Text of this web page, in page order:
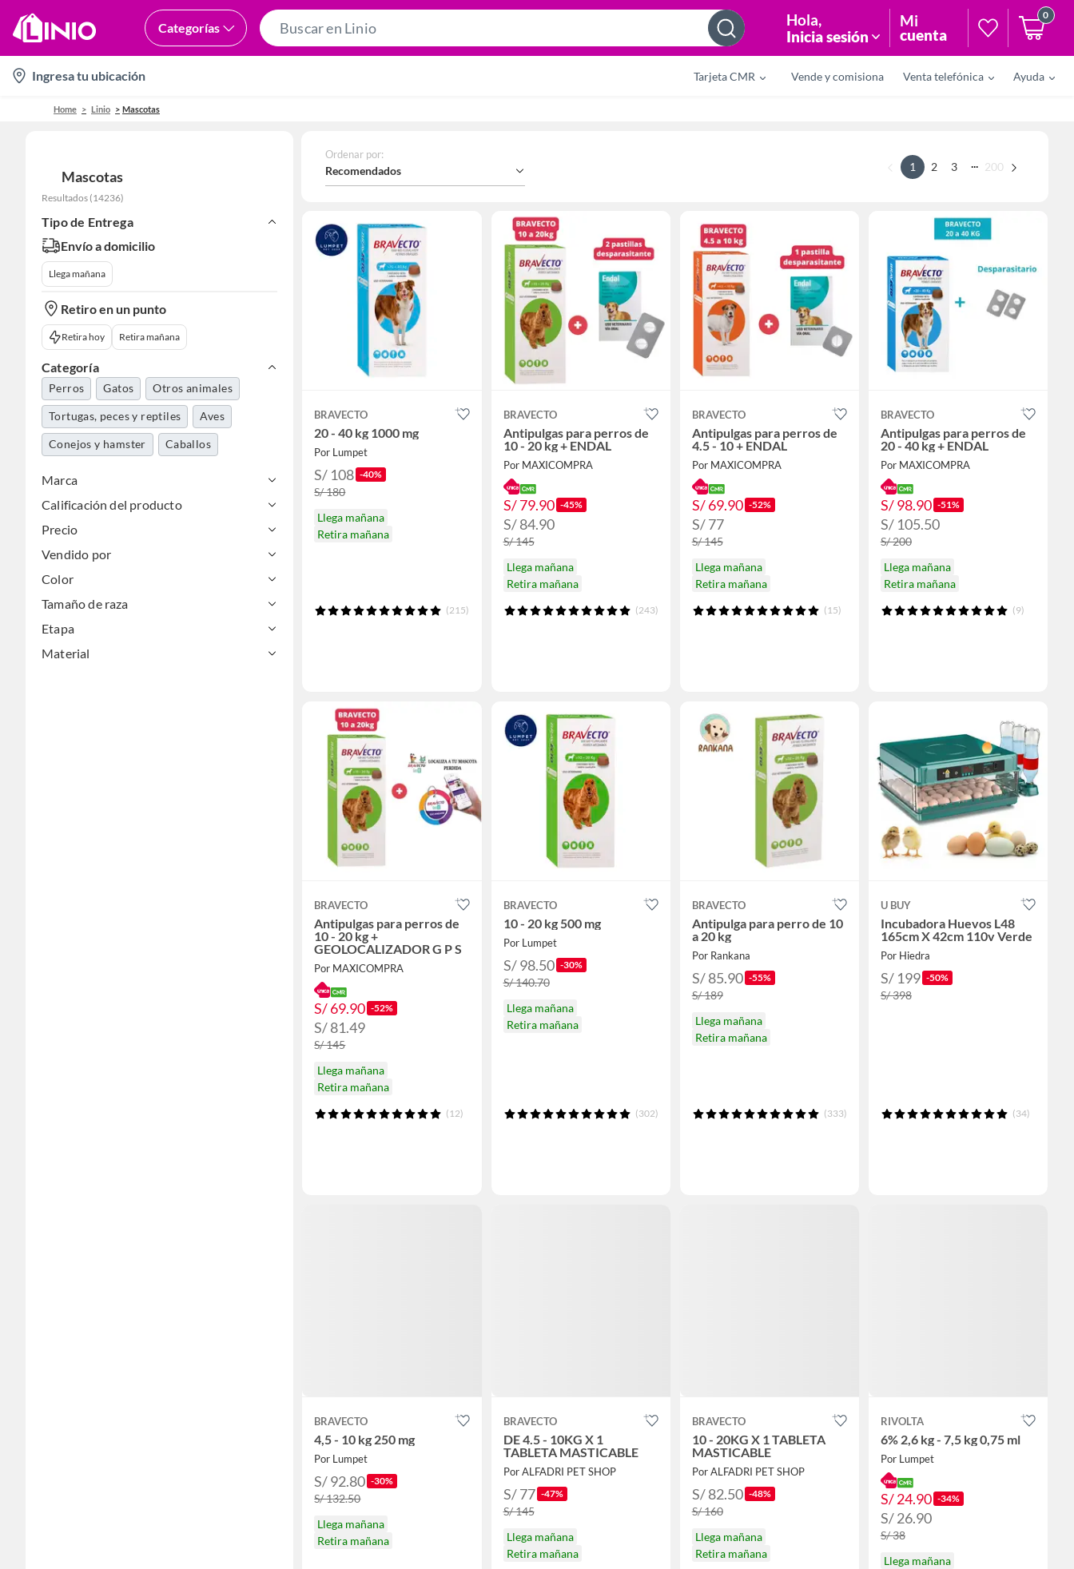
Categorías
Bar
Hola,
Inicia sesión
Mi
cuenta
0
location-
icon
Ingresa tu ubicación Tarjeta CMR Vende y comisiona Venta telefónica Ayuda
Home Linio Mascotas
Mascotas
Resultados (14236)
Tipo de Entrega
Envío a domicilio
Llega mañana
Retiro en un punto
Retira hoy Retira mañana
Categoría
Perros Gatos Otros animales
Tortugas, peces y reptiles Aves
Conejos y hamster Caballos
Marca
Calificación del producto
Precio
Vendido por
Color
Tamaño de raza
Etapa
Material
Ordenar por:
Recomendados 1 2 3 ... 200
BRAVECTO
20 - 40 kg 1000 mg
Por Lumpet
S/ 108 -40%
S/ 180
Llega mañana
Retira mañana
(215)
BRAVECTO
Antipulgas para perros de
10 - 20 kg + ENDAL
Por MAXICOMPRA
S/ 79.90 -45%
S/ 84.90
S/ 145
Llega mañana
Retira mañana
(243)
BRAVECTO
Antipulgas para perros de
4.5 - 10 + ENDAL
Por MAXICOMPRA
S/ 69.90 -52%
S/ 77
S/ 145
Llega mañana
Retira mañana
(15)
BRAVECTO
Antipulgas para perros de
20 - 40 kg + ENDAL
Por MAXICOMPRA
S/ 98.90 -51%
S/ 105.50
S/ 200
Llega mañana
Retira mañana
(9)
BRAVECTO
Antipulgas para perros de
10 - 20 kg +
GEOLOCALIZADOR G P S
Por MAXICOMPRA
S/ 69.90 -52%
S/ 81.49
S/ 145
Llega mañana
Retira mañana
(12)
BRAVECTO
10 - 20 kg 500 mg
Por Lumpet
S/ 98.50 -30%
S/ 140.70
Llega mañana
Retira mañana
(302)
BRAVECTO
Antipulga para perro de 10
a 20 kg
Por Rankana
S/ 85.90 -55%
S/ 189
Llega mañana
Retira mañana
(333)
U BUY
Incubadora Huevos L48
165cm X 42cm 110v Verde
Por Hiedra
S/ 199 -50%
S/ 398
(34)
BRAVECTO
4,5 - 10 kg 250 mg
Por Lumpet
S/ 92.80 -30%
S/ 132.50
Llega mañana
Retira mañana
BRAVECTO
DE 4.5 - 10KG X 1
TABLETA MASTICABLE
Por ALFADRI PET SHOP
S/ 77 -47%
S/ 145
Llega mañana
Retira mañana
BRAVECTO
10 - 20KG X 1 TABLETA
MASTICABLE
Por ALFADRI PET SHOP
S/ 82.50 -48%
S/ 160
Llega mañana
Retira mañana
RIVOLTA
6% 2,6 kg - 7,5 kg 0,75 ml
Por Lumpet
S/ 24.90 -34%
S/ 26.90
S/ 38
Llega mañana